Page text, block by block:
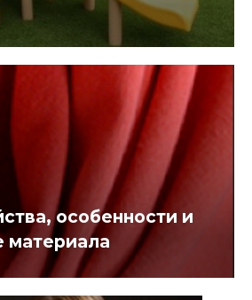
особенности и
материала